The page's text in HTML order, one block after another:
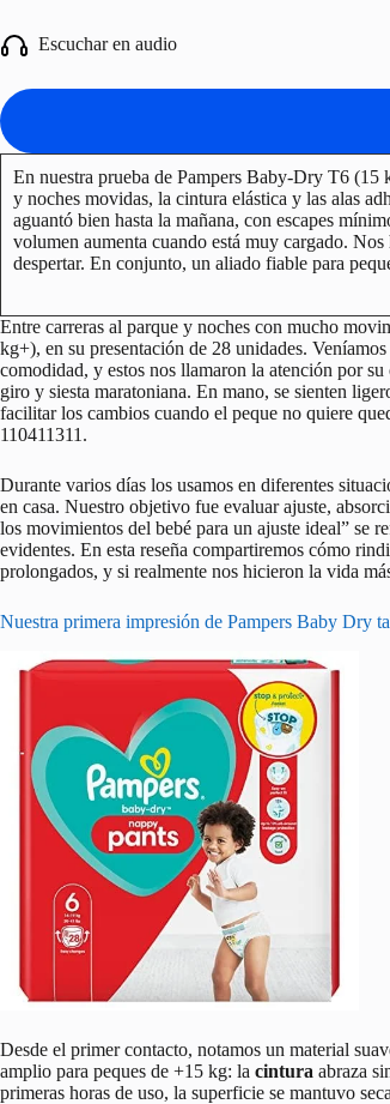
Escuchar en audio
En nuestra prueba de Pampers Baby-Dry T6 (15
y noches movidas, la cintura elástica y las alas
aguantó bien hasta la mañana, con escapes
volumen aumenta cuando está muy cargado.
despertar. En conjunto, un aliado fiable para
Entre carreras al parque y noches con mucho
kg+), en su presentación de 28 unidades.
comodidad, y estos nos llamaron la atención por
giro y siesta maratoniana. En mano, se sienten
facilitar los cambios cuando el peque no quiere
110411311.
Durante varios días los usamos en diferentes
en casa. Nuestro objetivo fue evaluar ajuste,
los movimientos del bebé para un ajuste ideal” se
evidentes. En esta reseña compartiremos cómo
prolongados, y si realmente nos hicieron la vida
Nuestra primera impresión de Pampers Baby Dry
Desde el primer contacto, notamos un material
amplio para peques de +15 kg: la cintura abraza
primeras horas de uso, la superficie se mantuvo